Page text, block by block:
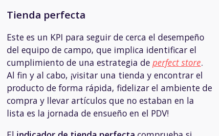
Tienda perfecta
Este es un KPI para seguir de cerca el desempeño
del equipo de campo, que implica identificar el
cumplimiento de una estrategia de perfect store.
Al fin y al cabo, ¡visitar una tienda y encontrar el
producto de forma rápida, fidelizar el ambiente de
compra y llevar artículos que no estaban en la
lista es la jornada de ensueño en el PDV!